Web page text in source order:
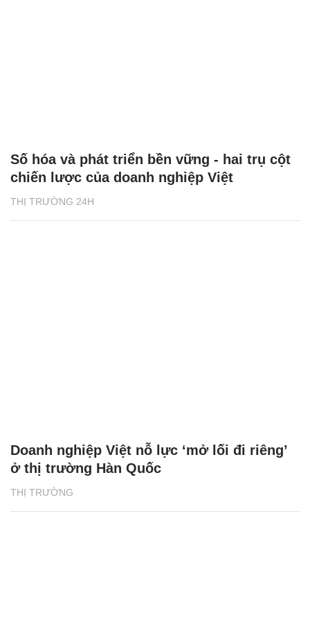
THỊ TRƯỜNG 24H
Số hóa và phát triển bền vững - hai trụ cột
chiến lược của doanh nghiệp Việt
THỊ TRƯỜNG
Doanh nghiệp Việt nỗ lực ‘mở lối đi riêng’
ở thị trường Hàn Quốc